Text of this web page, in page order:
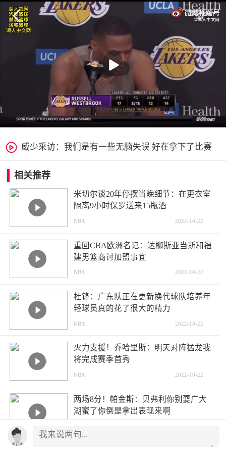

 威少采访：我们是有一些无脑失误 好在拿下了比赛
相关推荐
米切尔谈20年停摆当晚细节：在更衣室
隔离9小时保罗送来15瓶酒
NBA 2022-10-22
重回CBA欧洲名记：达柳斯亚当斯和福
建男篮商讨加盟事宜
NBA 2022-10-22
杜锋：广东队正在更新换代球队培养年
轻球员真的花了很大的精力
NBA 2022-10-22
火力支援！乔哈里斯：明天对阵猛龙我
将完成赛季首秀
NBA 2022-10-22
两场8分！帕金斯：贝弗利你别耍广大
湖蜜了你倒是拿出表现来啊